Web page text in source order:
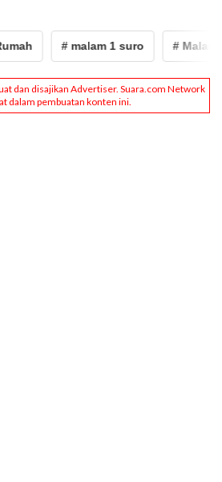
# malam 1 suro # Malam